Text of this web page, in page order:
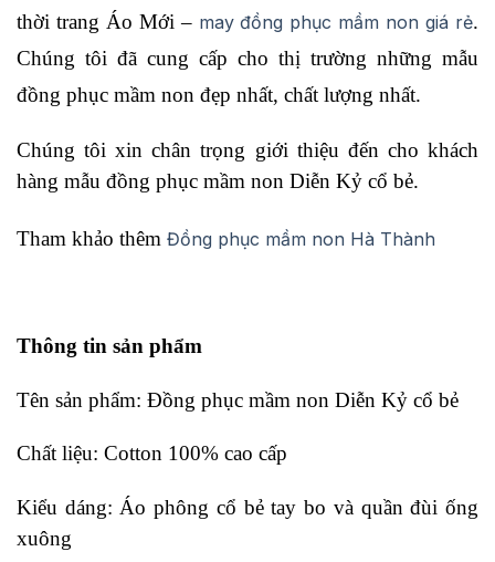
thời trang Áo Mới – may đồng phục mầm non giá rẻ.
Chúng tôi đã cung cấp cho thị trường những mẫu
đồng phục mầm non đẹp nhất, chất lượng nhất.
Chúng tôi xin chân trọng giới thiệu đến cho khách
hàng mẫu đồng phục mầm non Diễn Kỷ cổ bẻ.
Tham khảo thêm Đồng phục mầm non Hà Thành
Thông tin sản phẩm
Tên sản phẩm: Đồng phục mầm non Diễn Kỷ cổ bẻ
Chất liệu: Cotton 100% cao cấp
Kiểu dáng: Áo phông cổ bẻ tay bo và quần đùi ống
xuông